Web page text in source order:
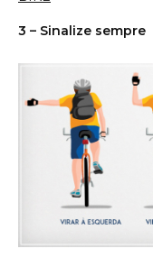
3 – Sinalize sempre